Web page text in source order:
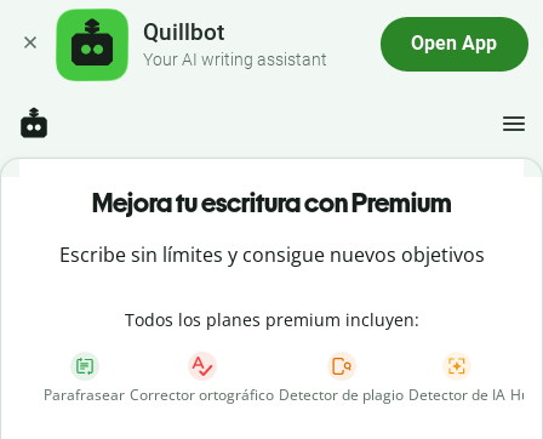
Quillbot
Your AI writing assistant
Open App
Mejora tu escritura con Premium
Escribe sin límites y consigue nuevos objetivos
Todos los planes premium incluyen:
Parafrasear Corrector ortográfico Detector de plagio Detector de IA